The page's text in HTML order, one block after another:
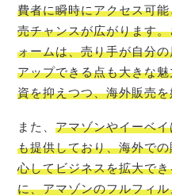
費者に瞬時にアクセス可
売チャンスが広がります
ォームは、売り手が自分
アップできる点も大きな
資を抑えつつ、海外販売
また、アマゾンやイーベ
も提供しており、海外で
心してビジネスを拡大で
に、アマゾンのフルフィ